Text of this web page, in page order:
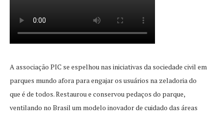
A associação PIC se espelhou nas iniciativas da sociedade civil em
parques mundo afora para engajar os usuários na zeladoria do
que é de todos. Restaurou e conservou pedaços do parque,
ventilando no Brasil um modelo inovador de cuidado das áreas